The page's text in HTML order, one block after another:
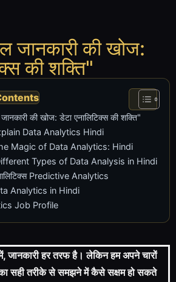
जानकारी की खोज:
की शक्ति"
की खोज: डेटा एनालिटिक्स की शक्ति"
Data Analytics Hindi
Magic of Data Analytics: Hindi
Types of Data Analysis in Hindi
Predictive Analytics
Analytics in Hindi
Job Profile
हर तरफ है। लेकिन हम अपने चारों
सही तरीके से समझने में कैसे सक्षम हो सकते